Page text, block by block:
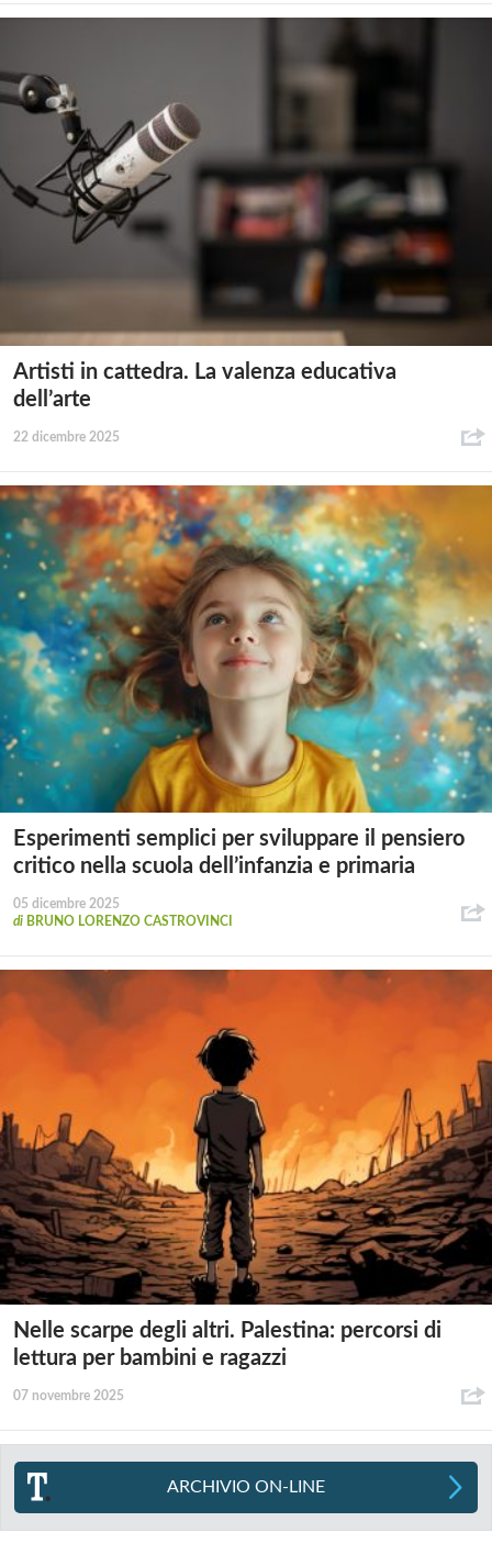
Artisti in cattedra. La valenza educativa
dell’arte
22 dicembre 2025
Esperimenti semplici per sviluppare il pensiero
critico nella scuola dell’infanzia e primaria
05 dicembre 2025
di BRUNO LORENZO CASTROVINCI
Nelle scarpe degli altri. Palestina: percorsi di
lettura per bambini e ragazzi
07 novembre 2025
ARCHIVIO ON-LINE